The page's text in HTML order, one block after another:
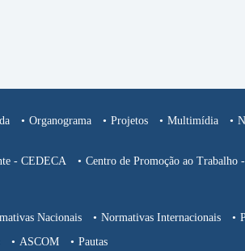
Organograma Projetos Multimídia
- CEDECA
Centro de Promoção ao Trabalho
Nacionais Normativas Internacionais
ASCOM Pautas